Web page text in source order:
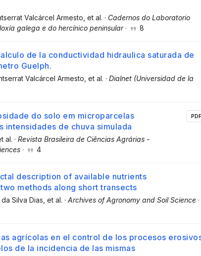
Valcárcel Armesto , et al. · Cadernos do Laboratorio
galega e do hercínico peninsular· 8
de la conductividad hidraulica saturada de
Guelph.
Valcárcel Armesto , et al. · Dialnet (Universidad de la
do solo em microparcelas
de chuva simulada
al. · Revista Brasileira de Ciências Agrárias -
· 4
PDF
description of available nutrients
methods along short transects
da Silva Dias , et al. · Archives of Agronomy and Soil Science ·
agrícolas en el control de los procesos
de la incidencia de las mismas